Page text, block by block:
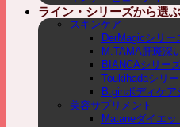
ライン・シリーズから選ぶ
スキンケア
DerMagicシリー
M.TAMA肝斑深
BIANCAシリー
Toukihadaシリ
B.ginボディケア
美容サプリメント
Mataneダイエ